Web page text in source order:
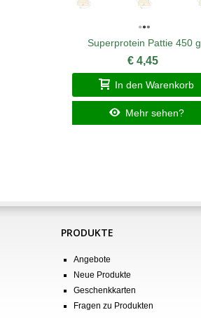
Superprotein Pattie 450 g
€ 4,45
In den Warenkorb
Mehr sehen?
PRODUKTE
Angebote
Neue Produkte
Geschenkkarten
Fragen zu Produkten